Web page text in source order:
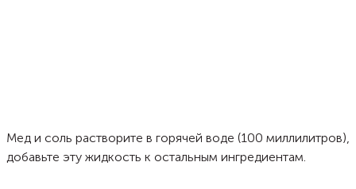
Мед и соль растворите в горячей воде (100 миллилитров),
добавьте эту жидкость к остальным ингредиентам.